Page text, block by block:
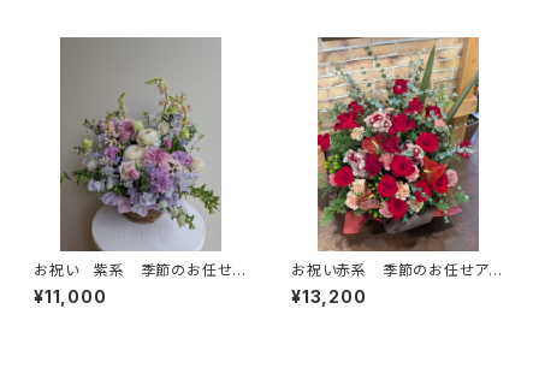
お祝い 紫系 季節のお任せア
レンジメント 送料別 札別
¥11,000
お祝い赤系 季節のお任せアレ
ンジメント 送料別 札別
¥13,200